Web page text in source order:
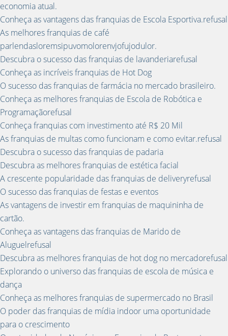
economia atual.
Conheça as vantagens das franquias de Escola Esportiva.refusal
As melhores franquias de café
parlendasloremsipuvomolorenvjofujodulor.
Descubra o sucesso das franquias de lavanderiarefusal
Conheça as incríveis franquias de Hot Dog
O sucesso das franquias de farmácia no mercado brasileiro.
Conheça as melhores franquias de Escola de Robótica e
Programaçãorefusal
Conheça franquias com investimento até R$ 20 Mil
As franquias de multas como funcionam e como evitar.refusal
Descubra o sucesso das franquias de padaria
Descubra as melhores franquias de estética facial
A crescente popularidade das franquias de deliveryrefusal
O sucesso das franquias de festas e eventos
As vantagens de investir em franquias de maquininha de
cartão.
Conheça as vantagens das franquias de Marido de
Aluguelrefusal
Descubra as melhores franquias de hot dog no mercadorefusal
Explorando o universo das franquias de escola de música e
dança
Conheça as melhores franquias de supermercado no Brasil
O poder das franquias de mídia indoor uma oportunidade
para o crescimento